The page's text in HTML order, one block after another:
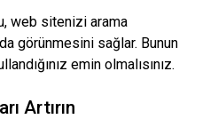
web sitenizi arama
görünmesini sağlar. Bunun
emin olmalısınız.
Artırın